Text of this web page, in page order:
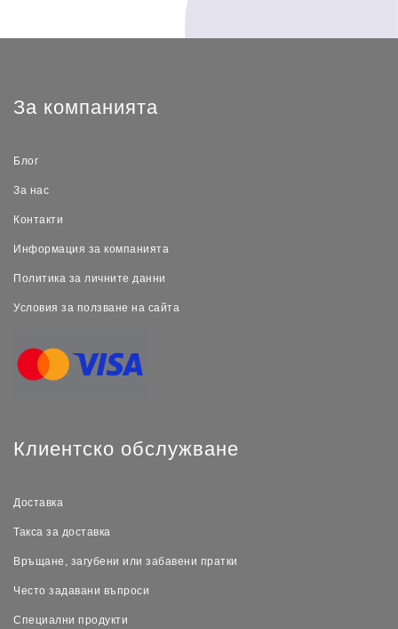
За компанията
Блог
За нас
Контакти
Информация за компанията
Политика за личните данни
Условия за ползване на сайта
Клиентско обслужване
Доставка
Такса за доставка
Връщане, загубени или забавени пратки
Често задавани въпроси
Специални продукти